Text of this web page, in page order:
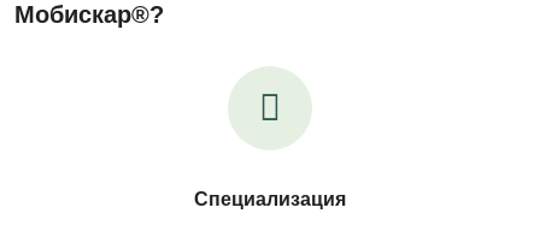
Мобискар®?
Специализация